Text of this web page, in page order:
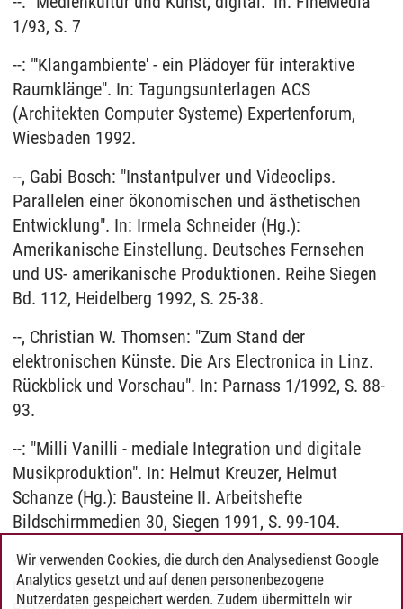
1/93, S. 7
--: "'Klangambiente' - ein Plädoyer für interaktive
Raumklänge". In: Tagungsunterlagen ACS
(Architekten Computer Systeme) Expertenforum,
Wiesbaden 1992.
--, Gabi Bosch: "Instantpulver und Videoclips.
Parallelen einer ökonomischen und ästhetischen
Entwicklung". In: Irmela Schneider (Hg.):
Amerikanische Einstellung. Deutsches Fernsehen
und US- amerikanische Produktionen. Reihe Siegen
Bd. 112, Heidelberg 1992, S. 25-38.
--, Christian W. Thomsen: "Zum Stand der
elektronischen Künste. Die Ars Electronica in Linz.
Rückblick und Vorschau". In: Parnass 1/1992, S. 88-
93.
--: "Milli Vanilli - mediale Integration und digitale
Musikproduktion". In: Helmut Kreuzer, Helmut
Schanze (Hg.): Bausteine II. Arbeitshefte
Bildschirmmedien 30, Siegen 1991, S. 99-104.
--: Musik als 'Kommunikation'. Zur Theorie
musikalischer Kommunikationshandlungen.
Wir verwenden Cookies, die durch den Analysedienst Google
Analytics gesetzt und auf denen personenbezogene
Nutzerdaten gespeichert werden. Zudem übermitteln wir